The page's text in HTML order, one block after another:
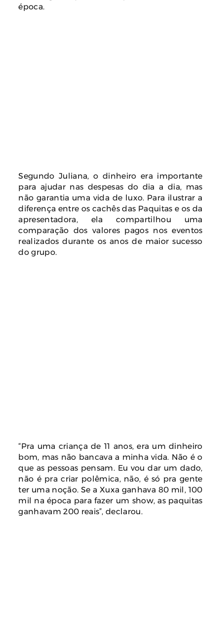
época.
Segundo Juliana, o dinheiro era importante
para ajudar nas despesas do dia a dia, mas
não garantia uma vida de luxo. Para ilustrar a
diferença entre os cachês das Paquitas e os da
apresentadora, ela compartilhou uma
comparação dos valores pagos nos eventos
realizados durante os anos de maior sucesso
do grupo.
“Pra uma criança de 11 anos, era um dinheiro
bom, mas não bancava a minha vida. Não é o
que as pessoas pensam. Eu vou dar um dado,
não é pra criar polêmica, não, é só pra gente
ter uma noção. Se a Xuxa ganhava 80 mil, 100
mil na época para fazer um show, as paquitas
ganhavam 200 reais”, declarou.